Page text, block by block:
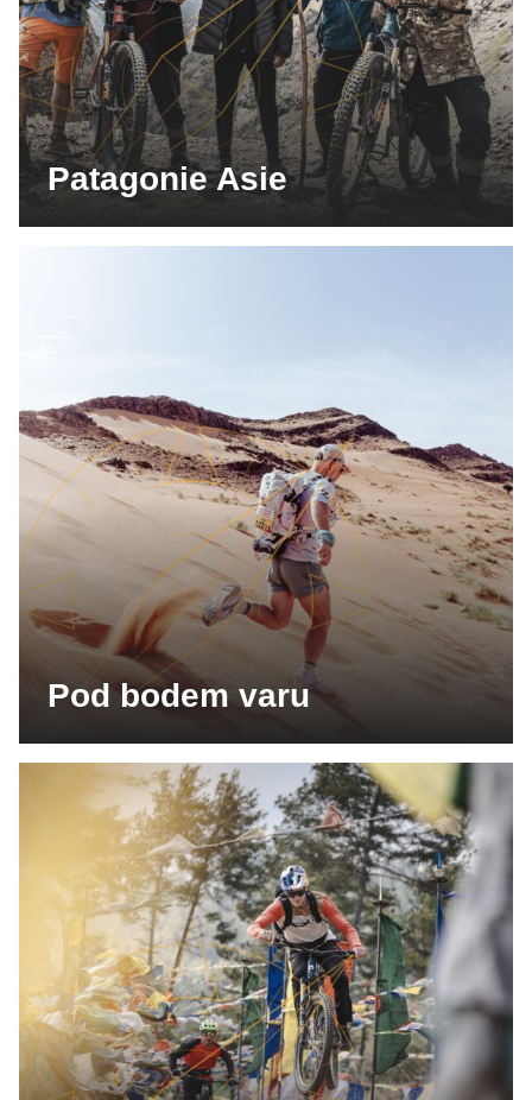
Patagonie Asie
Pod bodem varu